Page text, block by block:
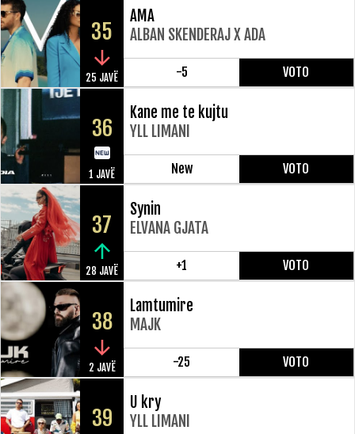
35
25 JAVË
AMA
ALBAN SKENDERAJ X ADA
-5 VOTO
36
1 JAVË
Kane me te kujtu
YLL LIMANI
New VOTO
37
28 JAVË
Synin
ELVANA GJATA
+1 VOTO
38
2 JAVË
Lamtumire
MAJK
-25 VOTO
39
U kry
YLL LIMANI